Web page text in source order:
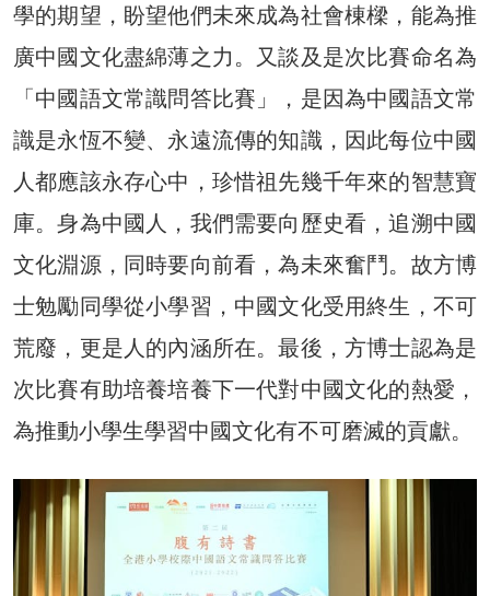
學的期望，盼望他們未來成為社會棟樑，能為推
廣中國文化盡綿薄之力。又談及是次比賽命名為
「中國語文常識問答比賽」，是因為中國語文常
識是永恆不變、永遠流傳的知識，因此每位中國
人都應該永存心中，珍惜祖先幾千年來的智慧寶
庫。身為中國人，我們需要向歷史看，追溯中國
文化淵源，同時要向前看，為未來奮鬥。故方博
士勉勵同學從小學習，中國文化受用終生，不可
荒廢，更是人的內涵所在。最後，方博士認為是
次比賽有助培養培養下一代對中國文化的熱愛，
為推動小學生學習中國文化有不可磨滅的貢獻。